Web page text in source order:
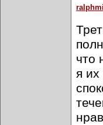
что
я их